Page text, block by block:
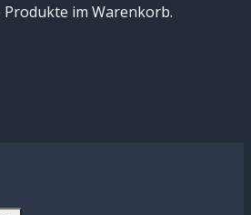
Produkte im Warenkorb.